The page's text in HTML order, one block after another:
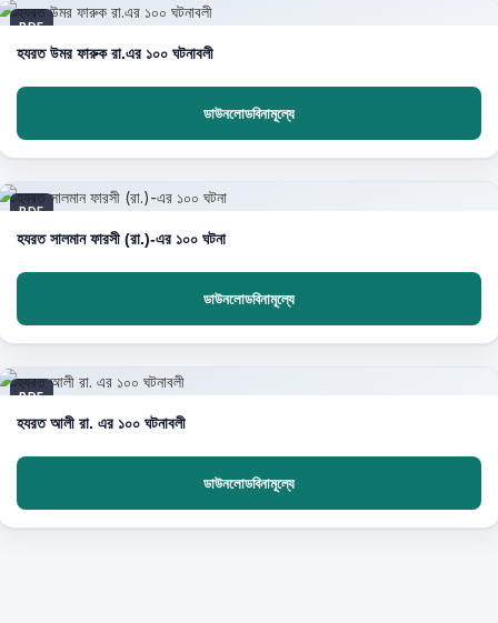
PDF
হযরত উমর ফারুক রা.এর ১০০ ঘটনাবলী
ডাউনলোডবিনামূল্যে
PDF
হযরত সালমান ফারসী (রা.)-এর ১০০ ঘটনা
ডাউনলোডবিনামূল্যে
PDF
হযরত আলী রা. এর ১০০ ঘটনাবলী
ডাউনলোডবিনামূল্যে